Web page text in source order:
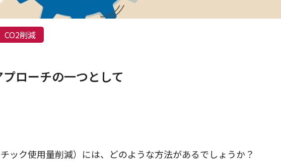
CO2削減
プローチの一つとして
ック使用量削減）には、どのような方法があるでしょうか？